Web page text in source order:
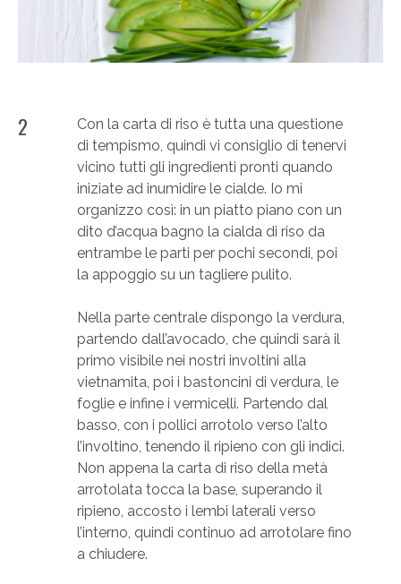
2
Con la carta di riso è tutta una questione
di tempismo, quindi vi consiglio di tenervi
vicino tutti gli ingredienti pronti quando
iniziate ad inumidire le cialde. Io mi
organizzo così: in un piatto piano con un
dito d’acqua bagno la cialda di riso da
entrambe le parti per pochi secondi, poi
la appoggio su un tagliere pulito.
Nella parte centrale dispongo la verdura,
partendo dall’avocado, che quindi sarà il
primo visibile nei nostri involtini alla
vietnamita, poi i bastoncini di verdura, le
foglie e infine i vermicelli. Partendo dal
basso, con i pollici arrotolo verso l’alto
l’involtino, tenendo il ripieno con gli indici.
Non appena la carta di riso della metà
arrotolata tocca la base, superando il
ripieno, accosto i lembi laterali verso
l’interno, quindi continuo ad arrotolare fino
a chiudere.